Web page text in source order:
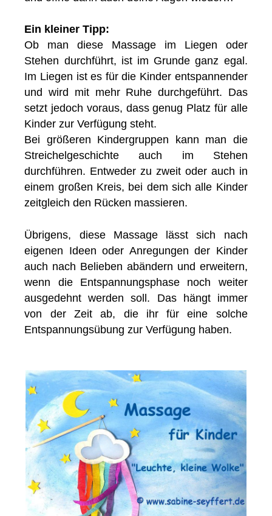
Ein kleiner Tipp:
Ob man diese Massage im Liegen oder
Stehen durchführt, ist im Grunde ganz egal.
Im Liegen ist es für die Kinder entspannender
und wird mit mehr Ruhe durchgeführt. Das
setzt jedoch voraus, dass genug Platz für alle
Kinder zur Verfügung steht.
Bei größeren Kindergruppen kann man die
Streichelgeschichte auch im Stehen
durchführen. Entweder zu zweit oder auch in
einem großen Kreis, bei dem sich alle Kinder
zeitgleich den Rücken massieren.
Übrigens, diese Massage lässt sich nach
eigenen Ideen oder Anregungen der Kinder
auch nach Belieben abändern und erweitern,
wenn die Entspannungsphase noch weiter
ausgedehnt werden soll. Das hängt immer
von der Zeit ab, die ihr für eine solche
Entspannungsübung zur Verfügung haben.